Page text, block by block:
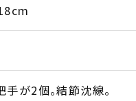
が2個。結節沈線。